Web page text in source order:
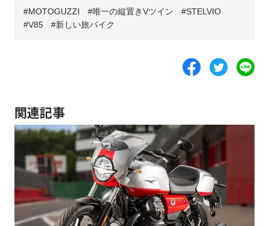
MOTOGUZZI 唯一の縦置きVツイン
STELVIO
V85
新しい旅バイク
関連記事